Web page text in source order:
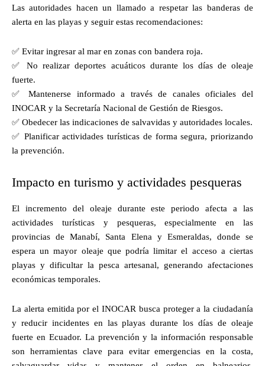
Las autoridades hacen un llamado a respetar las banderas de
alerta en las playas y seguir estas recomendaciones:
✅ Evitar ingresar al mar en zonas con bandera roja.
✅ No realizar deportes acuáticos durante los días de oleaje
fuerte.
✅ Mantenerse informado a través de canales oficiales del
INOCAR y la Secretaría Nacional de Gestión de Riesgos.
✅ Obedecer las indicaciones de salvavidas y autoridades locales.
✅ Planificar actividades turísticas de forma segura, priorizando
la prevención.
Impacto en turismo y actividades pesqueras
El incremento del oleaje durante este periodo afecta a las
actividades turísticas y pesqueras, especialmente en las
provincias de Manabí, Santa Elena y Esmeraldas, donde se
espera un mayor oleaje que podría limitar el acceso a ciertas
playas y dificultar la pesca artesanal, generando afectaciones
económicas temporales.
La alerta emitida por el INOCAR busca proteger a la ciudadanía
y reducir incidentes en las playas durante los días de oleaje
fuerte en Ecuador. La prevención y la información responsable
son herramientas clave para evitar emergencias en la costa,